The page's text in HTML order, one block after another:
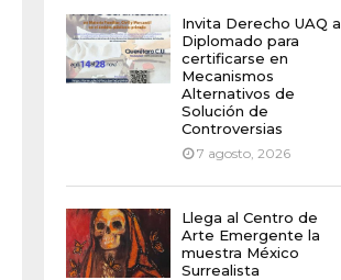
Invita Derecho UAQ a
Diplomado para
certificarse en
Mecanismos
Alternativos de
Solución de
Controversias
7 agosto, 2026
Llega al Centro de
Arte Emergente la
muestra México
Surrealista